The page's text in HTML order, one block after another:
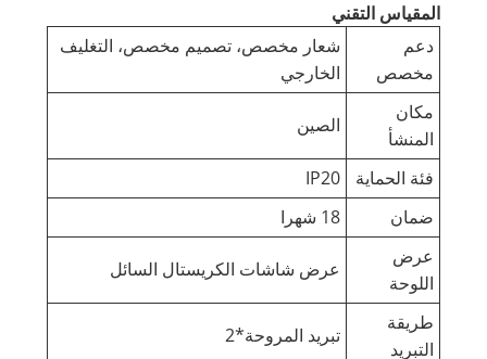
المقياس التقني
دعم
مخصص
شعار مخصص، تصميم مخصص، التغليف
الخارجي
مكان
المنشأ
الصين
فئة الحماية
IP20
ضمان
18 شهرا
عرض
اللوحة
عرض شاشات الكريستال السائل
طريقة
التبريد
تبريد المروحة*2